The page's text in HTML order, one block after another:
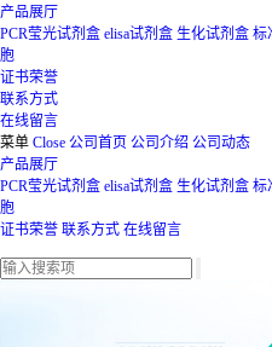
产品展厅
PCR莹光试剂盒 elisa试剂盒 生化试剂盒 标
胞
证书荣誉
联系方式
在线留言
菜单 Close 公司首页 公司介绍 公司动态
产品展厅
PCR莹光试剂盒 elisa试剂盒 生化试剂盒 标
胞
证书荣誉 联系方式 在线留言